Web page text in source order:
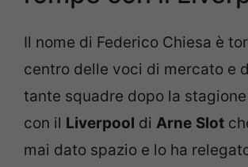
Il nome di Federico Chiesa è
centro delle voci di mercato e
tante squadre dopo la
con il Liverpool di Arne Slot
mai dato spazio e lo ha